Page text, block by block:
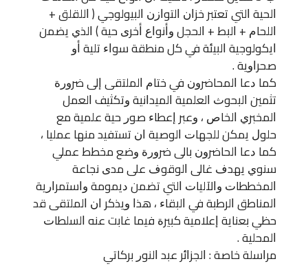
ﺍﻟﺤﻴﺔ ﺍﻟﺘﻲ ﺗﻌﺘﺒﺮ ﺧﺰﺍﻥ ﺍﻟﺘﻮﺍﺯﻥ ﺍﻟﺒﻴﻮﻟﻮﺟﻲ ‏( ﺍﻟﻠﻘﻠﻖ +
ﺍﻟﻠﺤﺎﻡ + ﺍﻟﺒﻂ + ﺍﻟﺤﺠﻞ ﻭﺃﻧﻮﺍﻉ ﺃﺧﺮﻯ ﺣﻴﺔ ‏) ﺍﻟﺬﻱ ﻳﻀﻤﻦ
ﺍﻳﻜﻮﻟﻮﺟﻴﺔ ﺍﻟﺒﻴﺌﺔ ﻓﻲ ﻛﻞ ﻣﻨﻄﻘﺔ ﺳﻮﺍﺀ ﺗﻠﻴﺔ ﺃﻭ
ﺻﺤﺮﺍﻭﻳﺔ .
ﻛﻤﺎ ﺩﻋﺎ ﺍﻟﻤﺤﺎﺿﺮﻭﻥ ﻓﻲ ﺧﺘﺎﻡ ﺍﻟﻤﻠﺘﻘﻰ ﺇﻟﻰ ﺿﺮﻭﺭﺓ
ﺗﺜﻤﻴﻦ ﺍﻟﺒﺤﻮﺙ ﺍﻟﻌﻠﻤﻴﺔ ﺍﻟﻤﻴﺪﺍﻧﻴﺔ ﻭﺗﻜﺜﻴﻒ ﺍﻟﻌﻤﻞ
ﺍﻟﻤﺨﺒﺮﻱ ﺍﻟﺨﺎﺹ ، ﻭﻋﺒﺮ ﺇﻋﻄﺎﺀ ﺻﻮﺭ ﺣﻴﺔ ﻋﻠﻤﻴﺔ ﻣﻊ
ﺣﻠﻮﻝ ﻳﻤﻜﻦ ﻟﻠﺠﻬﺎﺕ ﺍﻟﻮﺻﻴﺔ ﺍﻥ ﺗﺴﺘﻔﻴﺪ ﻣﻨﻬﺎ ﻋﻤﻠﻴﺎ ،
ﻛﻤﺎ ﺩﻋﺎ ﺍﻟﺤﺎﺿﺮﻭﻥ ﺑﺎﻟﻰ ﺿﺮﻭﺭﺓ ﻭﺿﻊ ﻣﺨﻄﻂ ﻋﻤﻠﻲ
ﺳﻨﻮﻱ ﻳﻬﺪﻑ ﻏﺎﻟﻰ ﺍﻟﻮﻗﻮﻑ ﻋﻠﻰ ﻣﺪﻯ ﻧﺠﺎﻋﺔ
ﺍﻟﻤﺨﻄﻄﺎﺕ ﻭﺍﻵﻟﻴﺎﺕ ﺍﻟﺘﻲ ﺗﻀﻤﻦ ﺩﻳﻤﻮﻣﺔ ﻭﺍﺳﺘﻤﺮﺍﺭﻳﺔ
ﺍﻟﻤﻨﺎﻃﻖ ﺍﻟﺮﻃﺒﺔ ﻓﻲ ﺍﻟﺒﻘﺎﺀ ، ﻫﺬﺍ ﻭﻳﺬﻛﺮ ﺍﻥ ﺍﻟﻤﻠﺘﻘﻰ ﻗﺪ
ﺣﻈﻲ ﺑﻌﻨﺎﻳﺔ ﺇﻋﻼﻣﻴﺔ ﻛﺒﻴﺮﺓ ﻓﻴﻤﺎ ﻏﺎﺑﺖ ﻋﻨﻪ ﺍﻟﺴﻠﻄﺎﺕ
ﺍﻟﻤﺤﻠﻴﺔ .
ﻣﺮﺍﺳﻠﺔ ﺧﺎﺻﺔ : ﺍﻟﺠﺰﺍﺋﺮ ﻋﺒﺪ ﺍﻟﻨﻮﺭ ﺑﺮﻛﺎﺗﻲ